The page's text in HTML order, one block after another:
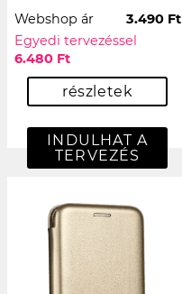
Webshop ár
3.490 Ft
Egyedi tervezéssel
6.480 Ft
részletek
INDULHAT A
TERVEZÉS